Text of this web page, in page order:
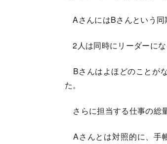
AさんにはBさんという同
2人は同時にリーダーにな
Bさんはよほどのことが
た。
さらに担当する仕事の総
Aさんとは対照的に、手